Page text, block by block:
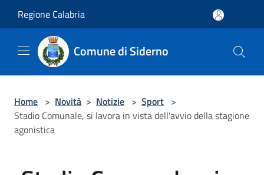
Regione Calabria
Comune di Siderno
Home > Novità > Notizie > Sport >
Stadio Comunale, si lavora in vista dell'avvio della stagione
agonistica